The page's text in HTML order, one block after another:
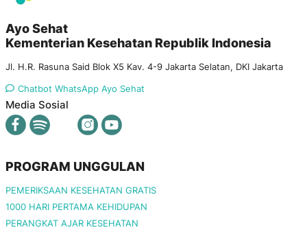
Ayo Sehat
Kementerian Kesehatan Republik Indonesia
Jl. H.R. Rasuna Said Blok X5 Kav. 4-9 Jakarta Selatan, DKI Jakarta
Chatbot WhatsApp Ayo Sehat
Media Sosial
PROGRAM UNGGULAN
PEMERIKSAAN KESEHATAN GRATIS
1000 HARI PERTAMA KEHIDUPAN
PERANGKAT AJAR KESEHATAN